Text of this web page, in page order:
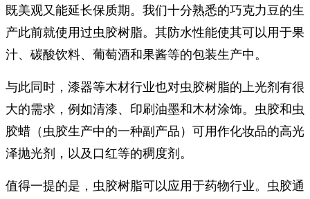
既美观又能延长保质期。我们十分熟悉的巧克力豆的生
产此前就使用过虫胶树脂。其防水性能使其可以用于果
汁、碳酸饮料、葡萄酒和果酱等的包装生产中。
与此同时，漆器等木材行业也对虫胶树脂的上光剂有很
大的需求，例如清漆、印刷油墨和木材涂饰。虫胶和虫
胶蜡（虫胶生产中的一种副产品）可用作化妆品的高光
泽抛光剂，以及口红等的稠度剂。
值得一提的是，虫胶树脂可以应用于药物行业。 虫胶通